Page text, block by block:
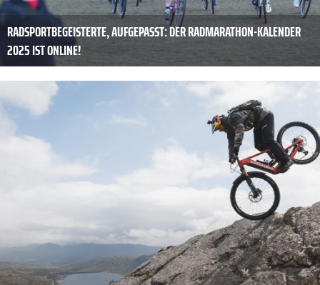
RADSPORTBEGEISTERTE, AUFGEPASST: DER RADMARATHON-KALENDER
2025 IST ONLINE!